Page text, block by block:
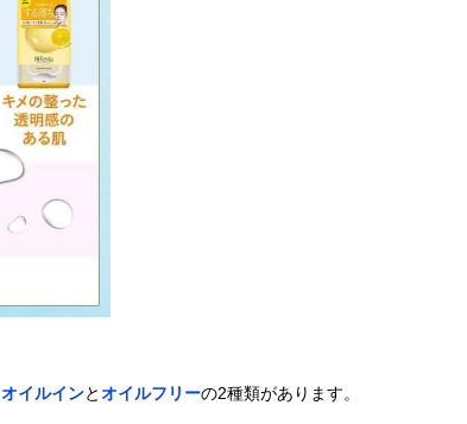
オイルインとオイルフリーの2種類があります。